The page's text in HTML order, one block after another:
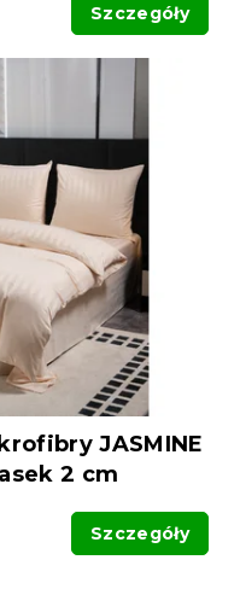
Szczegóły
JASMINE
2 cm
Szczegóły